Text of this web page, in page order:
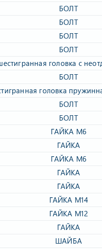
БОЛТ​
БОЛТ​
БОЛТ​
БОЛТ​
головка с
БОЛТ​
головка
БОЛТ​
БОЛТ​
ГАЙКА М6​
ГАЙКА​
ГАЙКА М6​
ГАЙКА​
ГАЙКА​
ГАЙКА М14​
ГАЙКА М12​
ГАЙКА​
ШАЙБА​